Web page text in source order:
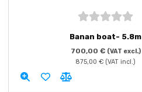
5
Banan boat- 5.8m
700,00 € (VAT excl.)
875,00 € (VAT incl.)